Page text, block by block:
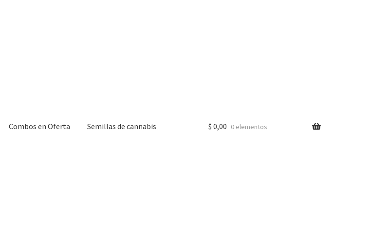
Combos en Oferta Semillas de cannabis $ 0,00 0 elementos